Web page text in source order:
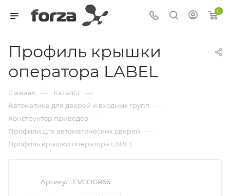
0
Профиль крышки
оператора LABEL
Главная — Каталог —
Автоматика для дверей и входных групп —
Конструктор приводов —
Профили для автоматических дверей —
Профиль крышки оператора LABEL
Артикул: EVCOGR66